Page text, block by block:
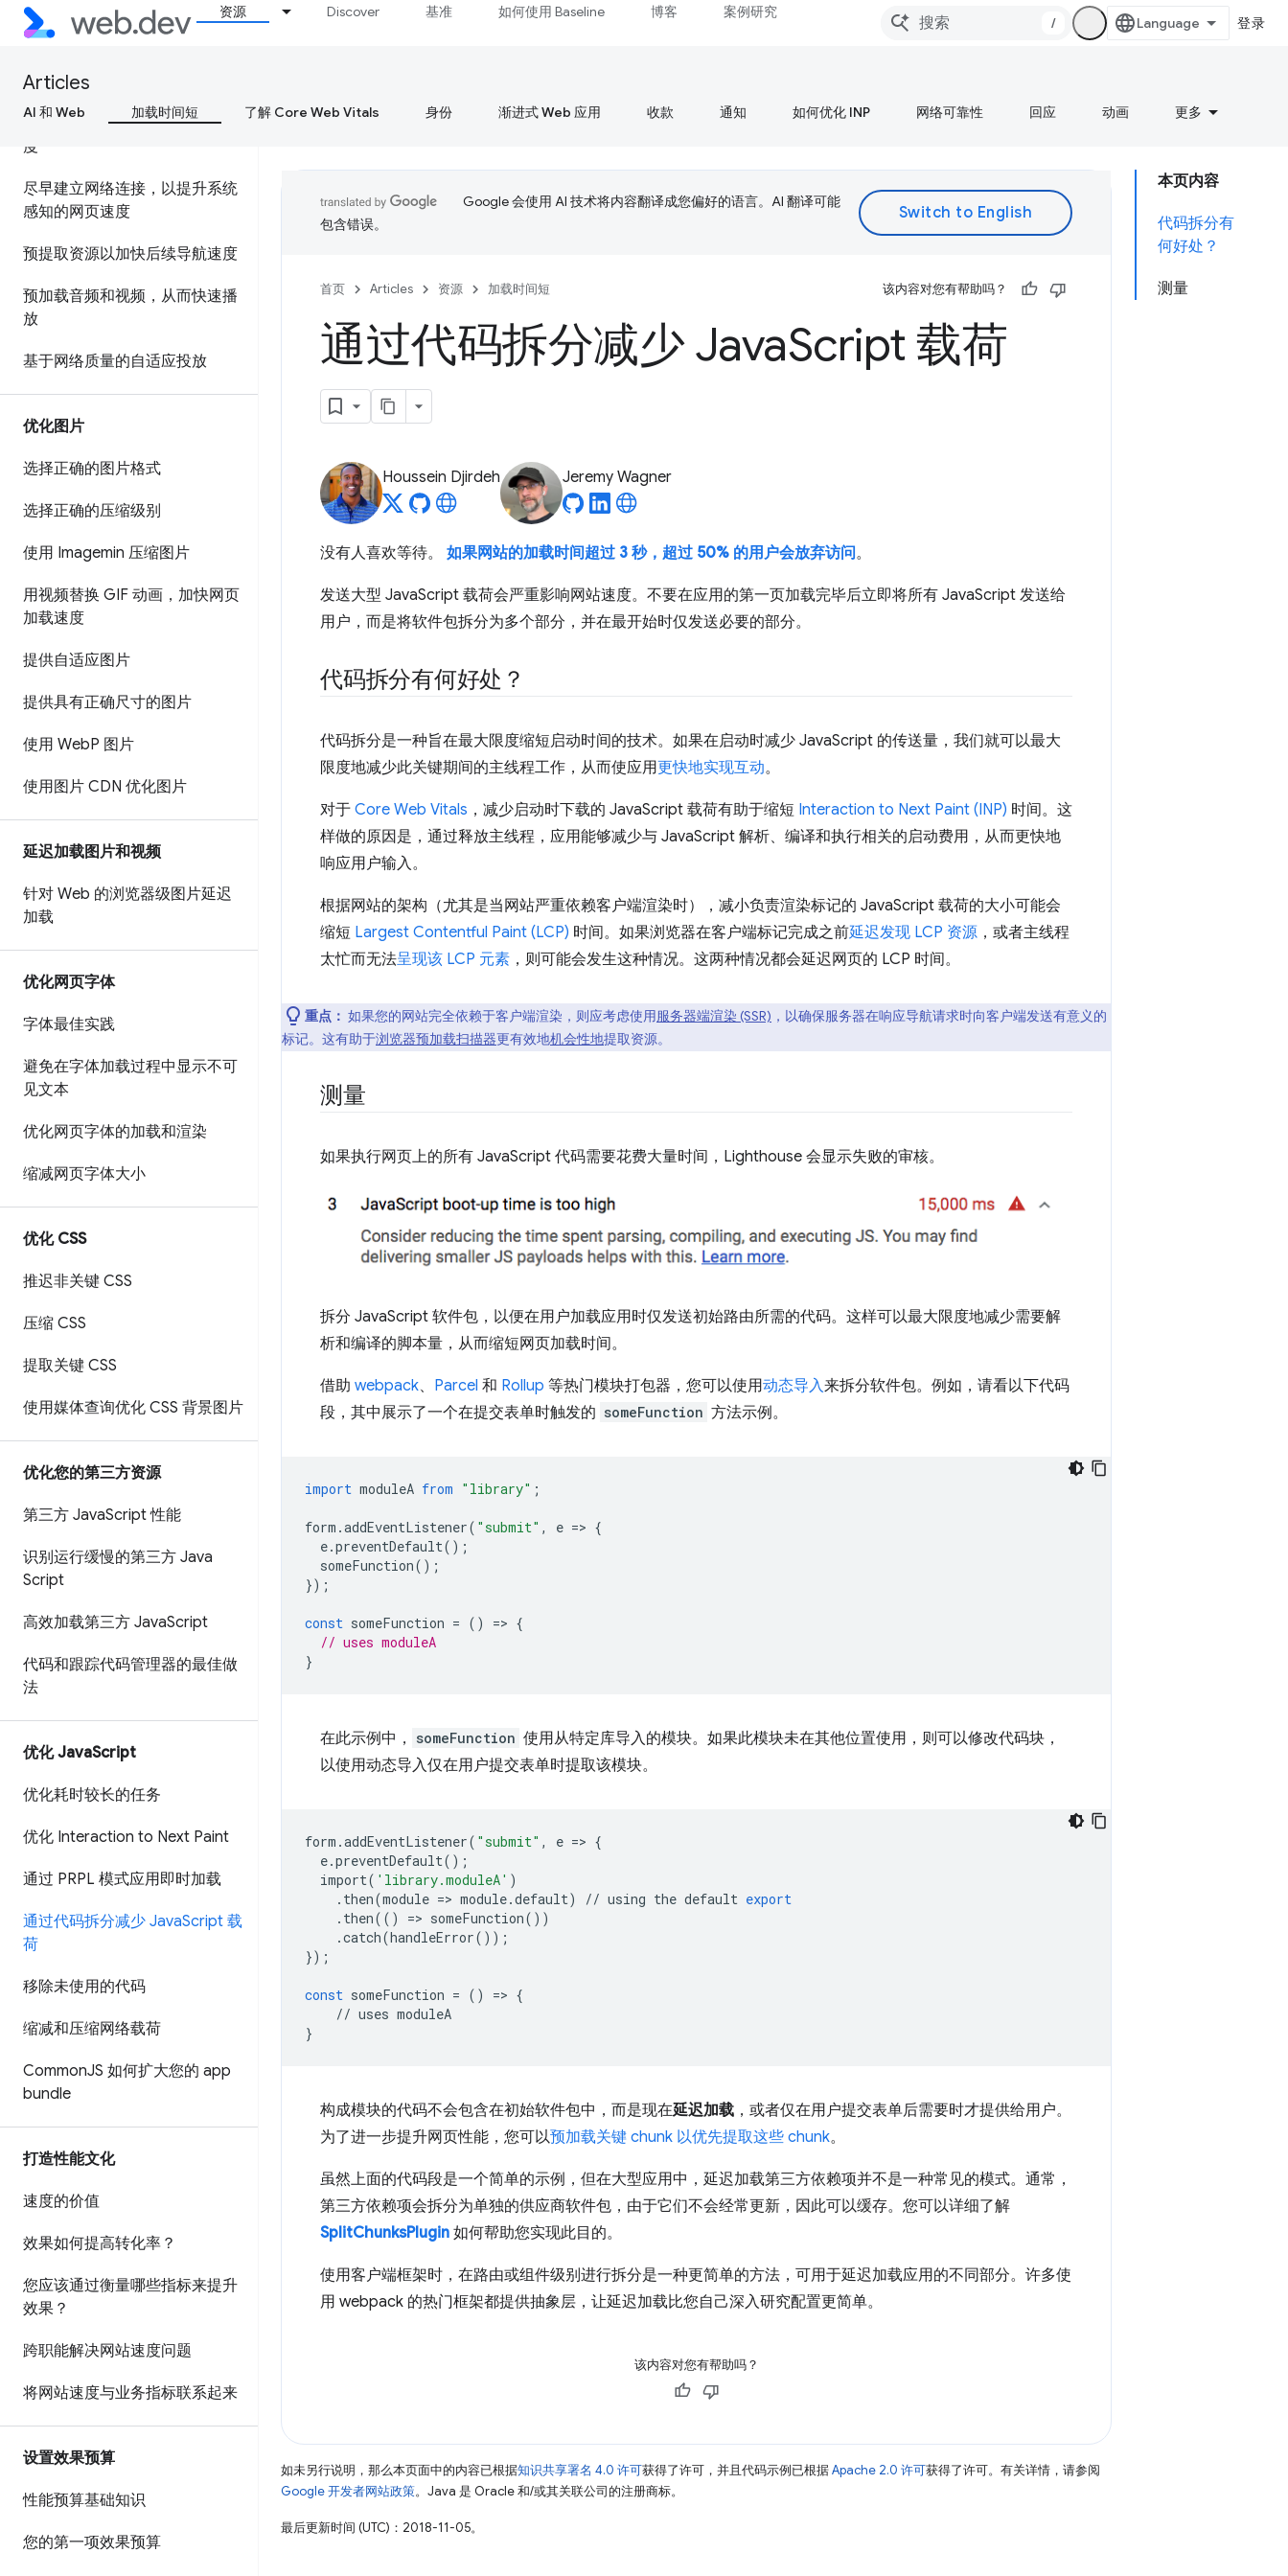
资源 Discover 基准 如何使用 Baseline 博客 案例研究
/ 登录
Articles
AI 和 Web 加载时间短 了解 Core Web Vitals 身份 渐进式 Web 应用 收款 通知 如何优化 INP 网络可靠性 回应 动画 更多
内容分发网络 (CDN)
划分资源优先级
预加载关键资源，以提高加载速
度
尽早建立网络连接，以提升系统
感知的网页速度
预提取资源以加快后续导航速度
预加载音频和视频，从而快速播
放
基于网络质量的自适应投放
优化图片
选择正确的图片格式
选择正确的压缩级别
使用 Imagemin 压缩图片
用视频替换 GIF 动画，加快网页
加载速度
提供自适应图片
提供具有正确尺寸的图片
使用 WebP 图片
使用图片 CDN 优化图片
延迟加载图片和视频
针对 Web 的浏览器级图片延迟
加载
优化网页字体
字体最佳实践
避免在字体加载过程中显示不可
见文本
优化网页字体的加载和渲染
缩减网页字体大小
优化 CSS
推迟非关键 CSS
压缩 CSS
提取关键 CSS
使用媒体查询优化 CSS 背景图片
优化您的第三方资源
第三方 JavaScript 性能
识别运行缓慢的第三方 Java
Script
高效加载第三方 JavaScript
代码和跟踪代码管理器的最佳做
法
优化 JavaScript
优化耗时较长的任务
优化 Interaction to Next Paint
通过 PRPL 模式应用即时加载
通过代码拆分减少 JavaScript 载
荷
移除未使用的代码
缩减和压缩网络载荷
CommonJS 如何扩大您的 app
bundle
打造性能文化
速度的价值
效果如何提高转化率？
您应该通过衡量哪些指标来提升
效果？
跨职能解决网站速度问题
将网站速度与业务指标联系起来
设置效果预算
性能预算基础知识
您的第一项效果预算
本页内容
代码拆分有
何好处？
测量
Google 会使用 AI 技术将内容翻译成您偏好的语言。AI 翻译可能
包含错误。
首页 Articles 资源 加载时间短 该内容对您有帮助吗？
通过代码拆分减少 JavaScript 载荷
Houssein Djirdeh Jeremy Wagner
没有人喜欢等待。 如果网站的加载时间超过 3 秒，超过 50% 的用户会放弃访问。
发送大型 JavaScript 载荷会严重影响网站速度。不要在应用的第一页加载完毕后立即将所有 JavaScript 发送给
用户，而是将软件包拆分为多个部分，并在最开始时仅发送必要的部分。
代码拆分有何好处？
代码拆分是一种旨在最大限度缩短启动时间的技术。如果在启动时减少 JavaScript 的传送量，我们就可以最大
限度地减少此关键期间的主线程工作，从而使应用更快地实现互动。
对于 Core Web Vitals ，减少启动时下载的 JavaScript 载荷有助于缩短 Interaction to Next Paint (INP) 时间。这
样做的原因是，通过释放主线程，应用能够减少与 JavaScript 解析、编译和执行相关的启动费用，从而更快地
响应用户输入。
根据网站的架构（尤其是当网站严重依赖客户端渲染时），减小负责渲染标记的 JavaScript 载荷的大小可能会
缩短 Largest Contentful Paint (LCP) 时间。如果浏览器在客户端标记完成之前延迟发现 LCP 资源 ，或者主线程
太忙而无法呈现该 LCP 元素 ，则可能会发生这种情况。这两种情况都会延迟网页的 LCP 时间。
重点： 如果您的网站完全依赖于客户端渲染，则应考虑使用服务器端渲染 (SSR) ，以确保服务器在响应导航请求时向客户端发送有意义的
标记。这有助于浏览器预加载扫描器更有效地机会性地提取资源。
测量
如果执行网页上的所有 JavaScript 代码需要花费大量时间，Lighthouse 会显示失败的审核。
拆分 JavaScript 软件包，以便在用户加载应用时仅发送初始路由所需的代码。这样可以最大限度地减少需要解
析和编译的脚本量，从而缩短网页加载时间。
借助 webpack、 Parcel 和 Rollup 等热门模块打包器，您可以使用动态导入来拆分软件包。例如，请看以下代码
段，其中展示了一个在提交表单时触发的 someFunction 方法示例。
import moduleA from "library" ;
form .addEventListener( "submit" , e => {
e.preventDefault();
someFunction();
});
const someFunction = () => {
// uses moduleA
}
在此示例中， someFunction 使用从特定库导入的模块。如果此模块未在其他位置使用，则可以修改代码块，
以使用动态导入仅在用户提交表单时提取该模块。
form .addEventListener( "submit" , e => {
e.preventDefault();
import( 'library.moduleA' )
. then(module => module.default) // using the default export
. then(() => someFunction())
.catch(handleError());
});
const someFunction = () => {
// uses moduleA
}
构成模块的代码不会包含在初始软件包中，而是现在延迟加载 ，或者仅在用户提交表单后需要时才提供给用户。
为了进一步提升网页性能，您可以预加载关键 chunk 以优先提取这些 chunk。
虽然上面的代码段是一个简单的示例，但在大型应用中，延迟加载第三方依赖项并不是一种常见的模式。通常，
第三方依赖项会拆分为单独的供应商软件包，由于它们不会经常更新，因此可以缓存。您可以详细了解
SplitChunksPlugin 如何帮助您实现此目的。
使用客户端框架时，在路由或组件级别进行拆分是一种更简单的方法，可用于延迟加载应用的不同部分。许多使
用 webpack 的热门框架都提供抽象层，让延迟加载比您自己深入研究配置更简单。
该内容对您有帮助吗？
如未另行说明，那么本页面中的内容已根据知识共享署名 4.0 许可获得了许可，并且代码示例已根据Apache 2.0 许可获得了许可。有关详情，请参阅
Google 开发者网站政策。Java 是 Oracle 和/或其关联公司的注册商标。
最后更新时间 (UTC)：2018-11-05。